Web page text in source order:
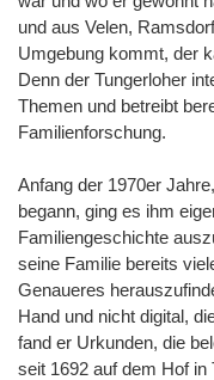
und aus Velen,
Umgebung kommt, der
Denn der Tungerloher
Themen und betreibt
Familienforschung.
Anfang der 1970er
begann, ging es ihm
Familiengeschichte
seine Familie bereits
Genaueres
Hand und nicht digital,
fand er Urkunden, die
seit 1692 auf dem Hof in